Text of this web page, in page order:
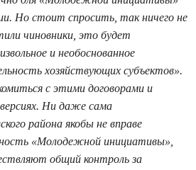
Но стоит спросить, так ничего не
чиновники, это будет
и необоснованное
хозяйствующих субъектов».
с этими договорами и
Ни даже сама
района якобы не вправе
«Молодежной инициативы»,
общий контроль за